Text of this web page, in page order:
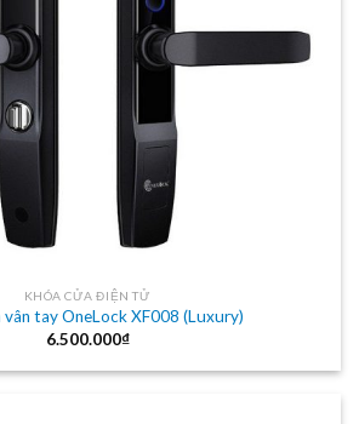
KHÓA CỬA ĐIỆN TỬ
vân tay OneLock XF008 (Luxury)
6.500.000₫